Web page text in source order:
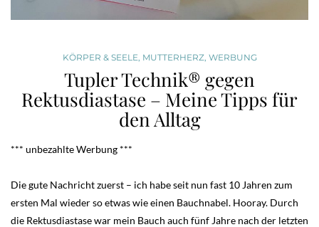
KÖRPER & SEELE MUTTERHERZ WERBUNG
Tupler Technik® gegen
Rektusdiastase – Meine Tipps für
den Alltag
*** unbezahlte Werbung ***
Die gute Nachricht zuerst – ich habe seit nun fast 10 Jahren zum
ersten Mal wieder so etwas wie einen Bauchnabel. Hooray. Durch
die Rektusdiastase war mein Bauch auch fünf Jahre nach der letzten